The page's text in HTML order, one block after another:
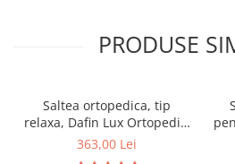
PRODUSE
Saltea ortopedica, tip
relaxa, Dafin Lux Ortopedic,
90x200x21cm, fermitate
363,00 Lei
6